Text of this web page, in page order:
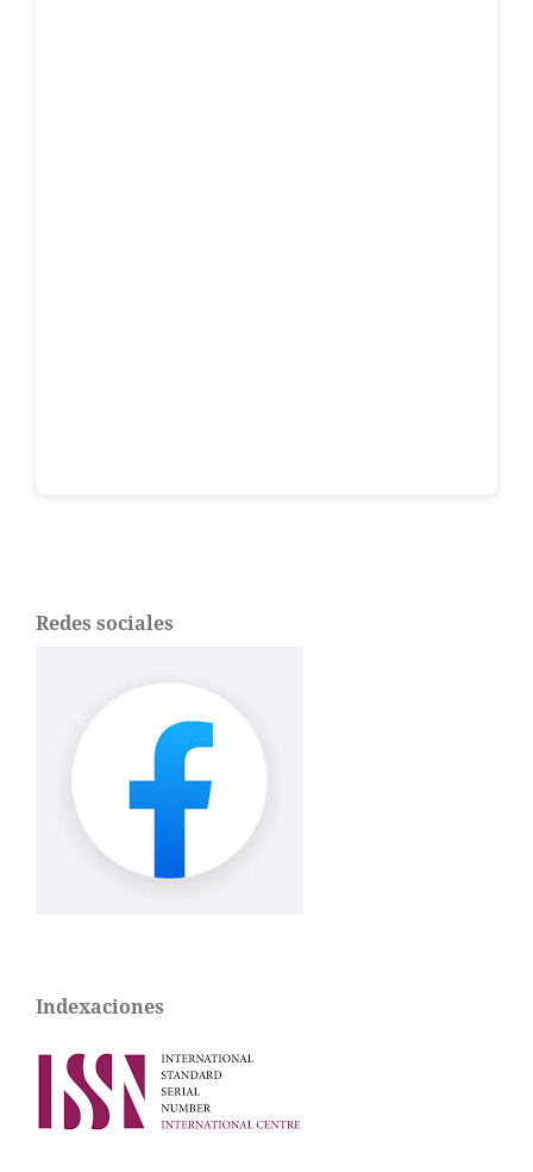
Redes sociales
Indexaciones